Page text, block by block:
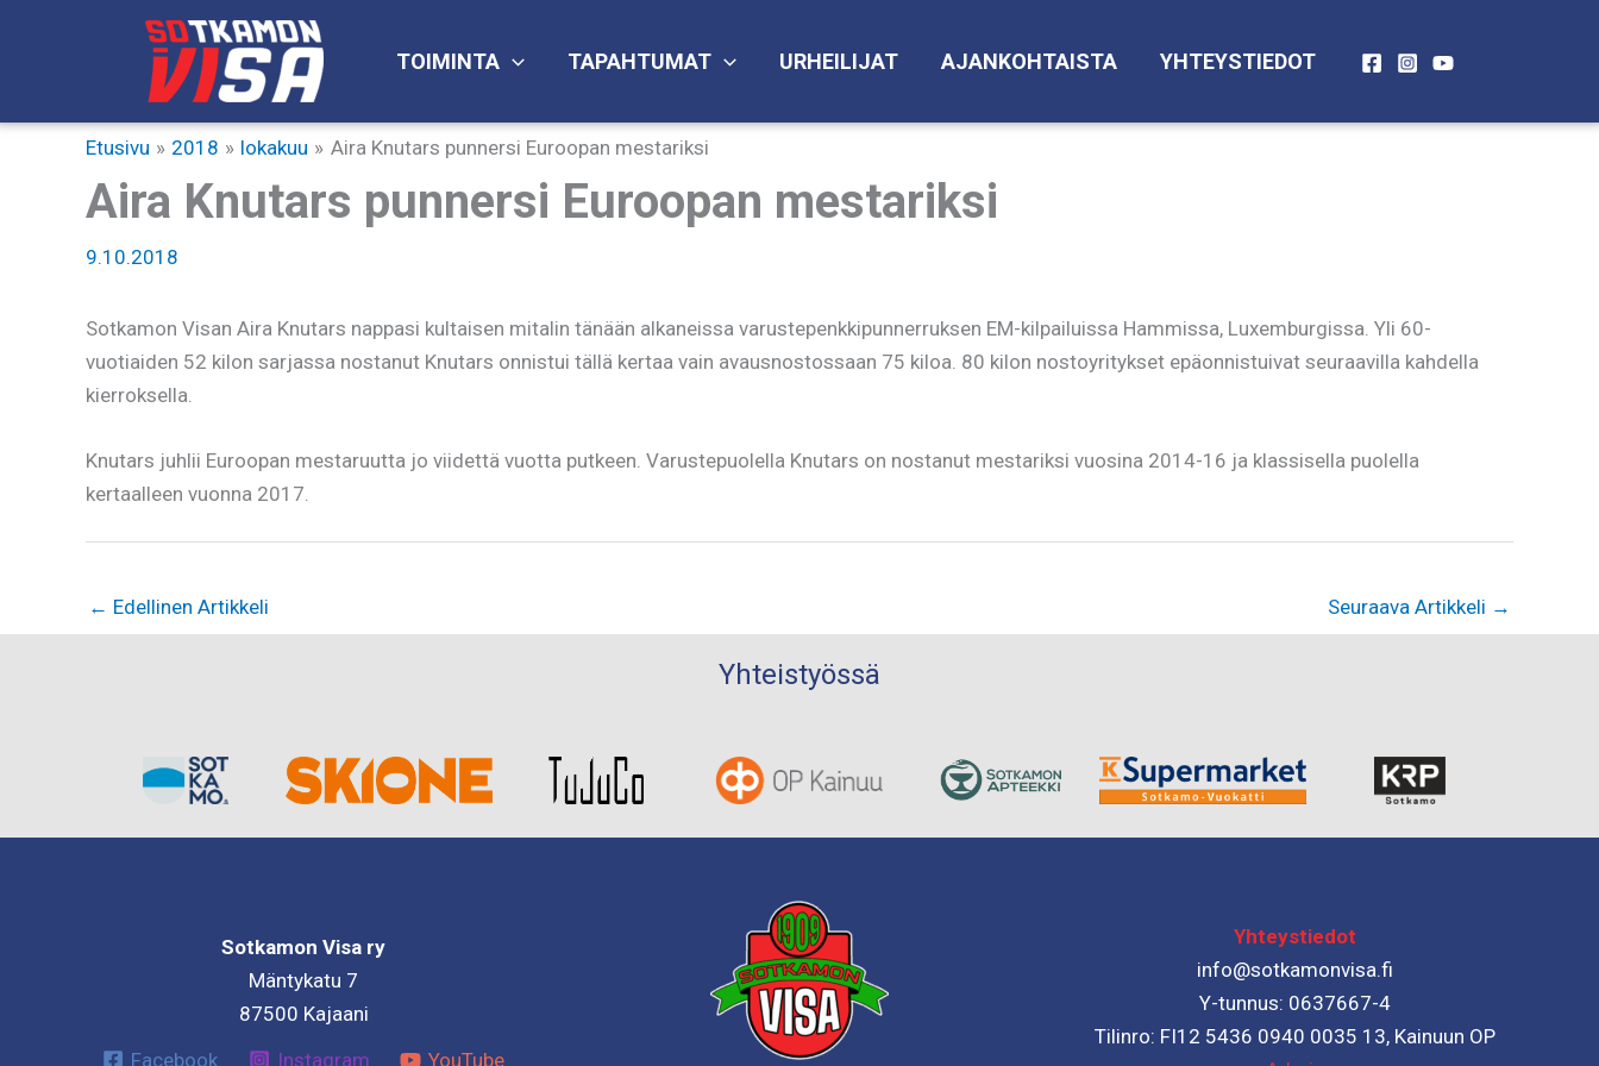
TOIMINTA TAPAHTUMAT URHEILIJAT AJANKOHTAISTA YHTEYSTIEDOT
Etusivu 2018 lokakuu Aira Knutars punnersi Euroopan mestariksi
Aira Knutars punnersi Euroopan mestariksi
9.10.2018
Sotkamon Visan Aira Knutars nappasi kultaisen mitalin tänään alkaneissa varustepenkkipunnerruksen EM-kilpailuissa Hammissa, Luxemburgissa. Yli 60-
vuotiaiden 52 kilon sarjassa nostanut Knutars onnistui tällä kertaa vain avausnostossaan 75 kiloa. 80 kilon nostoyritykset epäonnistuivat seuraavilla kahdella
kierroksella.
Knutars juhlii Euroopan mestaruutta jo viidettä vuotta putkeen. Varustepuolella Knutars on nostanut mestariksi vuosina 2014-16 ja klassisella puolella
kertaalleen vuonna 2017.
← Edellinen Artikkeli Seuraava Artikkeli →
Yhteistyössä
Sotkamon Visa ry
Mäntykatu 7
87500 Kajaani
Facebook
Instagram YouTube
Yhteystiedot
info@sotkamonvisa.fi
Y-tunnus: 0637667-4
Tilinro: FI12 5436 0940 0035 13, Kainuun OP